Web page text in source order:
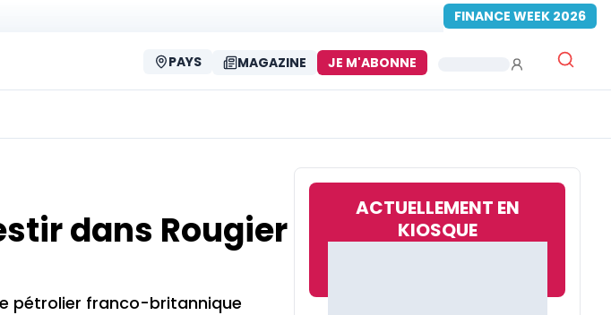
FINANCE WEEK 2026
PAYS MAGAZINE JE M'ABONNE
dans Rougier
pétrolier franco-britannique
ACTUELLEMENT EN
KIOSQUE